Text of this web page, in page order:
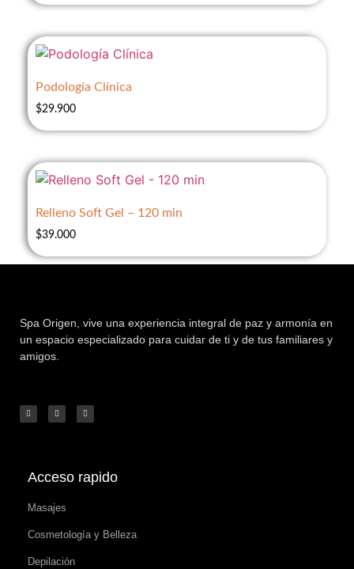
Podología Clínica
$29.900
Relleno Soft Gel – 120 min
$39.000
Spa Origen, vive una experiencia integral de paz y armonía en
un espacio especializado para cuidar de ti y de tus familiares y
amigos.
Acceso rapido
Masajes
Cosmetología y Belleza
Depilación